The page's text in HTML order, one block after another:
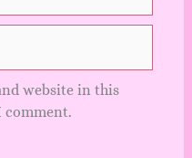
website in this